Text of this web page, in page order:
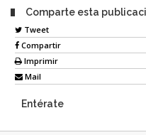
Comparte esta
Tweet
Compartir
Imprimir
Mail
Entérate